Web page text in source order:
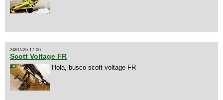
24/07/26 17:06
Scott Voltage FR
Hola, busco scott voltage FR